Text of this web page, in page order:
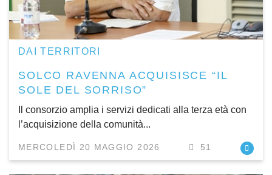
DAI TERRITORI
SOLCO RAVENNA ACQUISISCE “IL
SOLE DEL SORRISO”
Il consorzio amplia i servizi dedicati alla terza età con
l’acquisizione della comunità...
MERCOLEDÌ 20 MAGGIO 2026 51